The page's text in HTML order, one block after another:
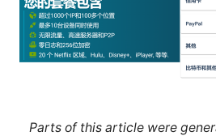
Parts of this article were